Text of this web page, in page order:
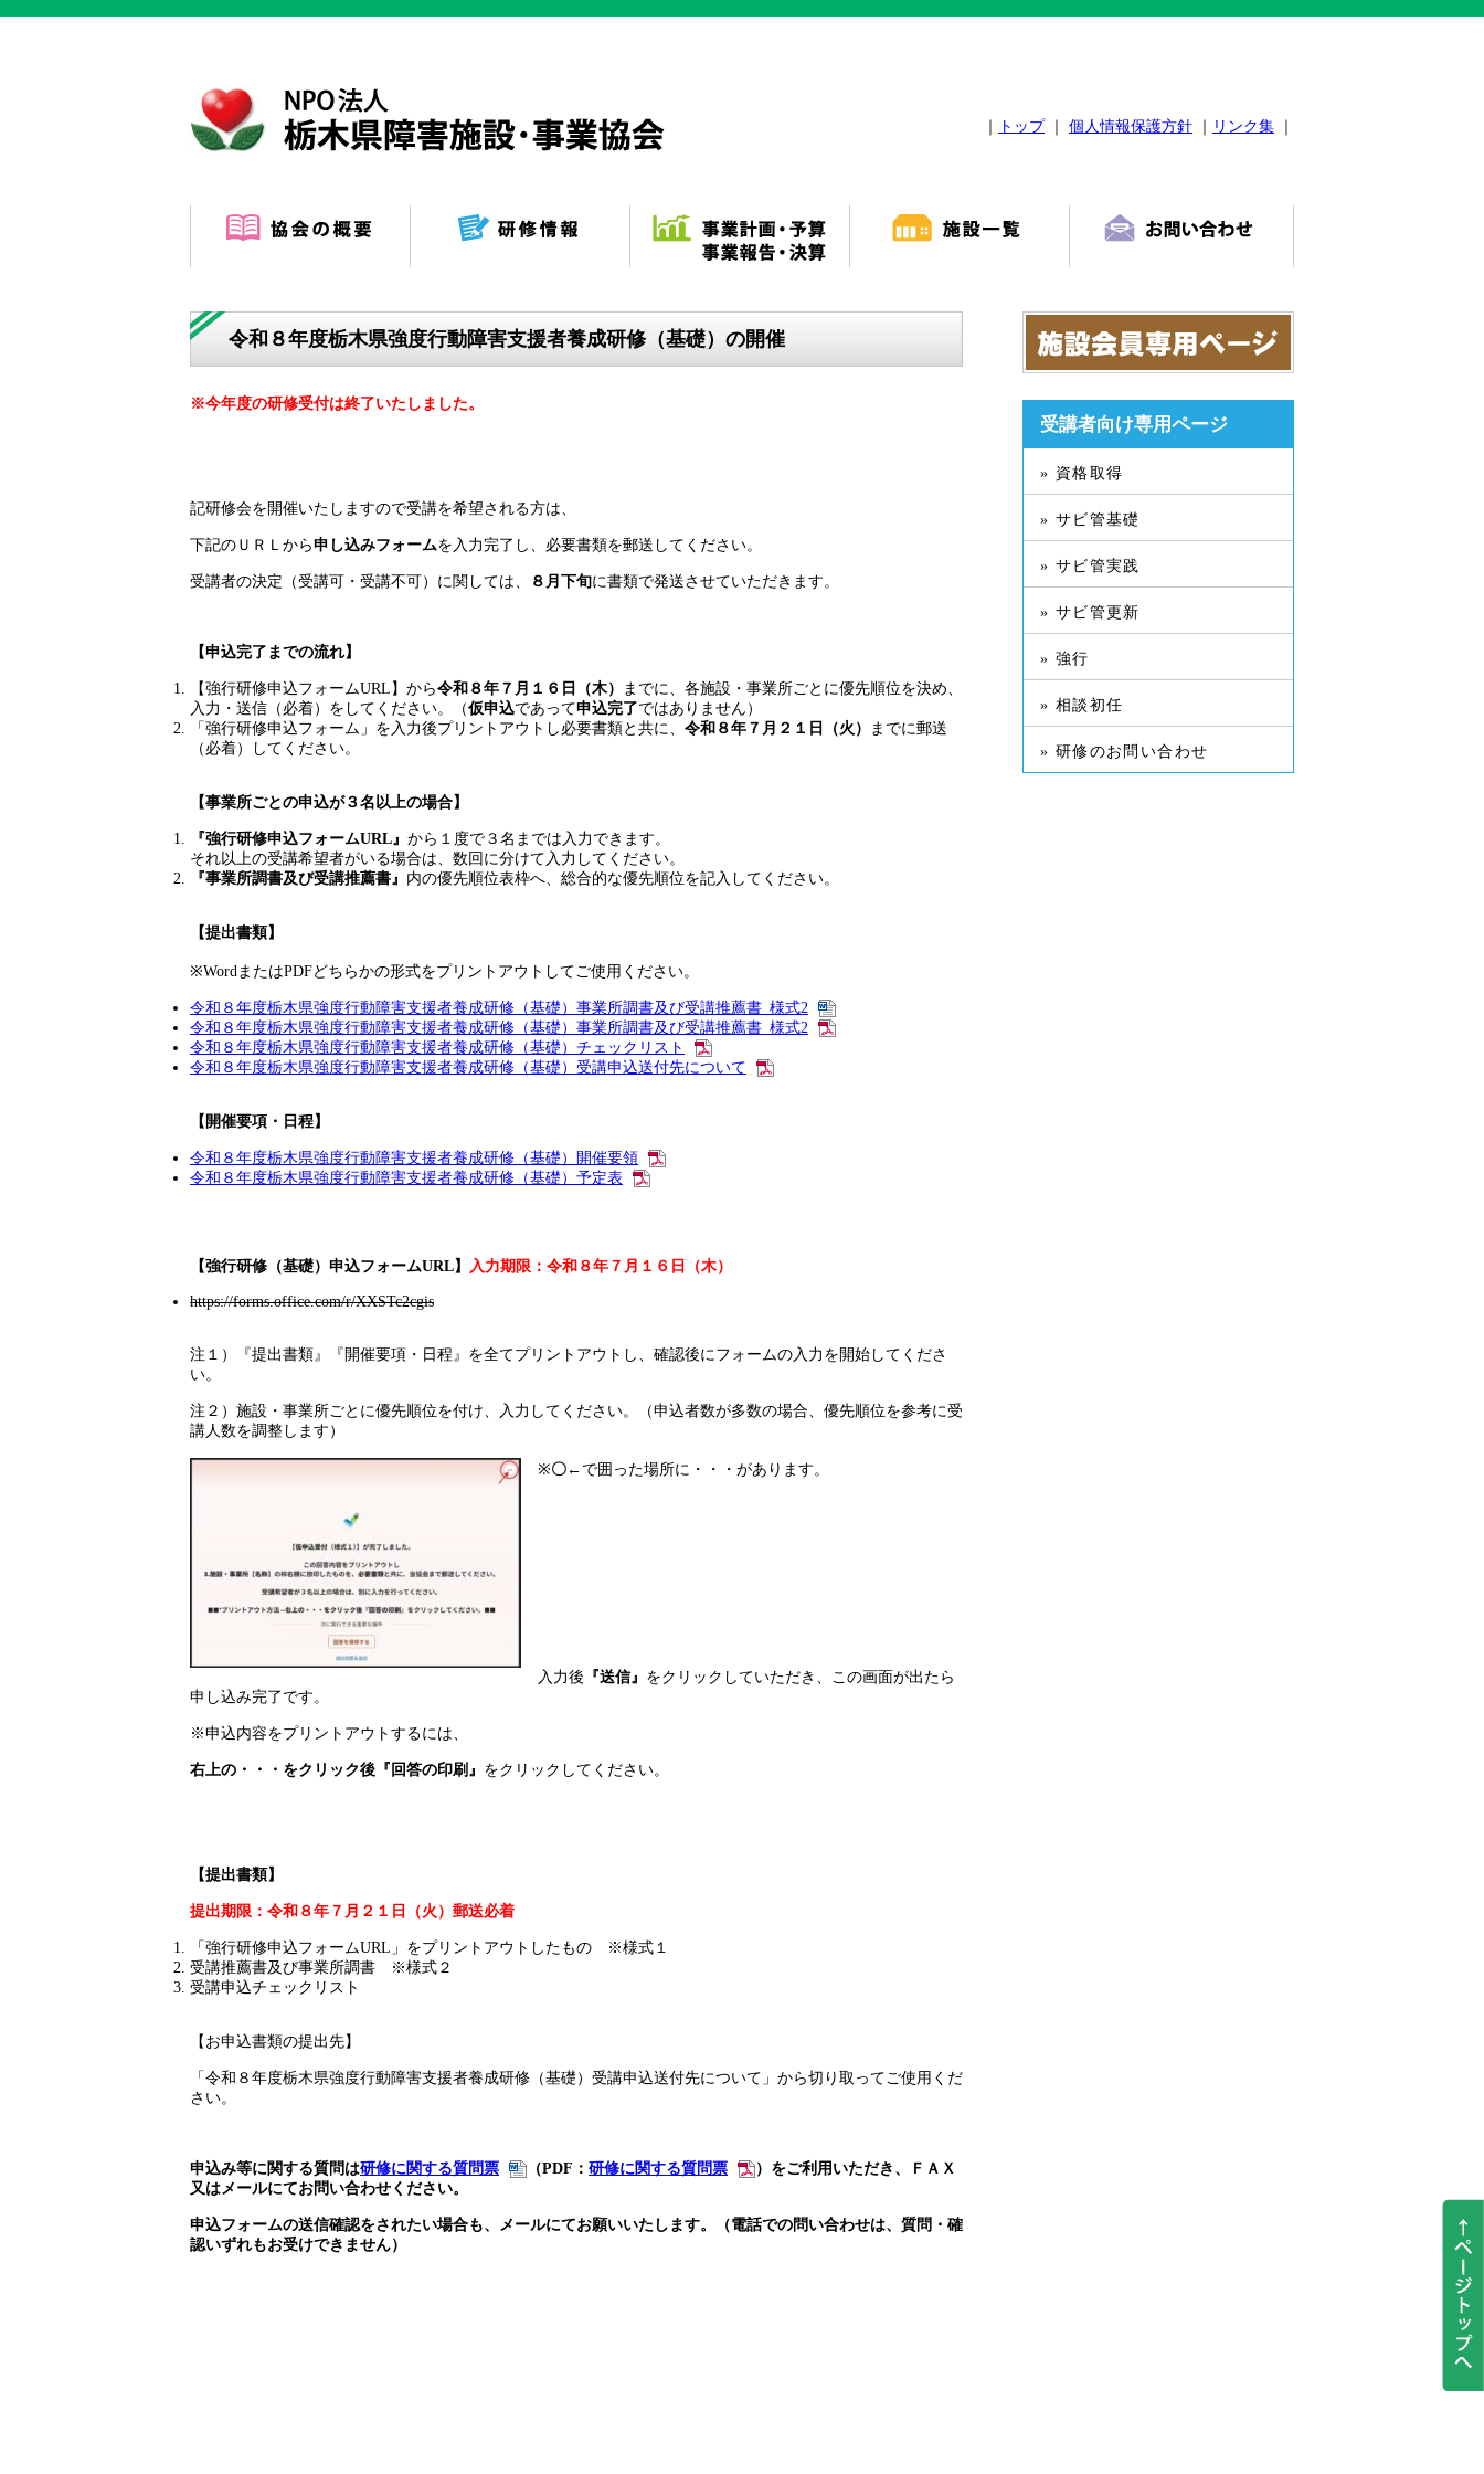
トップ｜ 個人情報保護方針 リンク集
令和８年度栃木県強度行動障害支援者養成研修（基礎）の開催
※今年度の研修受付は終了いたしました。
記研修会を開催いたしますので受講を希望される方は、
下記のＵＲＬから申し込みフォームを入力完了し、必要書類を郵送してください。
受講者の決定（受講可・受講不可）に関しては、 ８月下旬に書類で発送させていただきます。
【申込完了までの流れ】
【強行研修申込フォームURL】から令和８年７月１６日（木）
までに、各施設・事業所ごとに優先順位を決め、
入力・送信（必着）をしてください。（仮申込であって申込完了ではありません）
「強行研修申込フォーム」を入力後プリントアウトし必要書類と共に、 令和８年７月２１日（火）
までに郵送
（必着）してください。
【事業所ごとの申込が３名以上の場合】
『強行研修申込フォームURL』 から１度で３名までは入力できます。
それ以上の受講希望者がいる場合は、数回に分けて入力してください。
『事業所調書及び受講推薦書』 内の優先順位表枠へ、総合的な優先順位を記入してください。
【提出書類】
※WordまたはPDFどちらかの形式をプリントアウトしてご使用ください。
令和８年度栃木県強度行動障害支援者養成研修（基礎）事業所調書及び受講推薦書_様式2
令和８年度栃木県強度行動障害支援者養成研修（基礎）事業所調書及び受講推薦書_様式2
令和８年度栃木県強度行動障害支援者養成研修（基礎）チェックリスト
令和８年度栃木県強度行動障害支援者養成研修（基礎）受講申込送付先について
【開催要項・日程】
令和８年度栃木県強度行動障害支援者養成研修（基礎）開催要領
令和８年度栃木県強度行動障害支援者養成研修（基礎）予定表
【強行研修（基礎）申込フォームURL】 入力期限：令和８年７月１６日（木）
https://forms.office.com/r/XXSTc2cgis
注１）『提出書類』『開催要項・日程』を全てプリントアウトし、確認後にフォームの入力を開始してくださ
い。
注２）施設・事業所ごとに優先順位を付け、入力してください。（申込者数が多数の場合、優先順位を参考に受
講人数を調整します）
※〇← で囲った場所に・・・があります。
入力後 『送信』 をクリックしていただき、この画面が出たら
申し込み完了です。
※申込内容をプリントアウトするには、
右上の・・・をクリック後『 回答の印刷 』 をクリックしてください。
【提出書類】
提出期限：令和８年７月２１日（火）郵送必着
「強行研修申込フォームURL」をプリントアウトしたもの ※様式１
受講推薦書及び事業所調書 ※様式２
受講申込チェックリスト
【お申込書類の提出先】
「令和８年度栃木県強度行動障害支援者養成研修（基礎）受講申込送付先について」から切り取ってご使用くだ
さい。
申込み等に関する質問は研修に関する質問票 （PDF： 研修に関する質問票
）をご利用いただき、ＦＡＸ
又はメールにてお問い合わせください。
申込フォームの送信確認をされたい場合も、メールにてお願いいたします。
（電話での問い合わせは、質問・確
認いずれもお受けできません）
受講者向け専用ページ
» 資格取得
» サビ管基礎
» サビ管実践
» サビ管更新
» 強行
» 相談初任
» 研修のお問い合わせ